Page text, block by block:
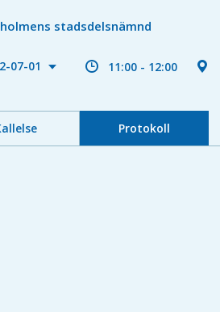
stadsdelsnämnd
07-01 11:00 - 12:00
Protokoll